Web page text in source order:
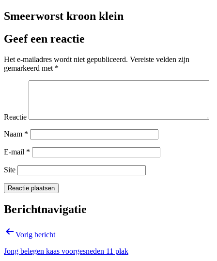
Smeerworst kroon klein
Geef een reactie
Het e-mailadres wordt niet gepubliceerd. Vereiste velden zijn
gemarkeerd met *
Reactie
Naam *
E-mail *
Site
Berichtnavigatie
Vorig bericht
Jong belegen kaas voorgesneden 11 plak